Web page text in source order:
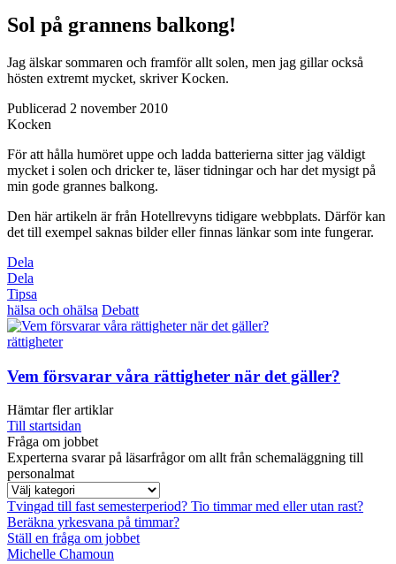
Sol på grannens balkong!
Jag älskar sommaren och framför allt solen, men jag gillar också
hösten extremt mycket, skriver Kocken.
Publicerad 2 november 2010
Kocken
För att hålla humöret uppe och ladda batterierna sitter jag väldigt
mycket i solen och dricker te, läser tidningar och har det mysigt på
min gode grannes balkong.
Den här artikeln är från Hotellrevyns tidigare webbplats. Därför kan
det till exempel saknas bilder eller finnas länkar som inte fungerar.
Dela
Dela
Tipsa
hälsa och ohälsa Debatt
rättigheter
Vem försvarar våra rättigheter när det gäller?
Hämtar fler artiklar
Till startsidan
Fråga om jobbet
Experterna svarar på läsarfrågor om allt från schemaläggning till
personalmat
Tvingad till fast semesterperiod? Tio timmar med eller utan rast?
Beräkna yrkesvana på timmar?
Ställ en fråga om jobbet
Michelle Chamoun